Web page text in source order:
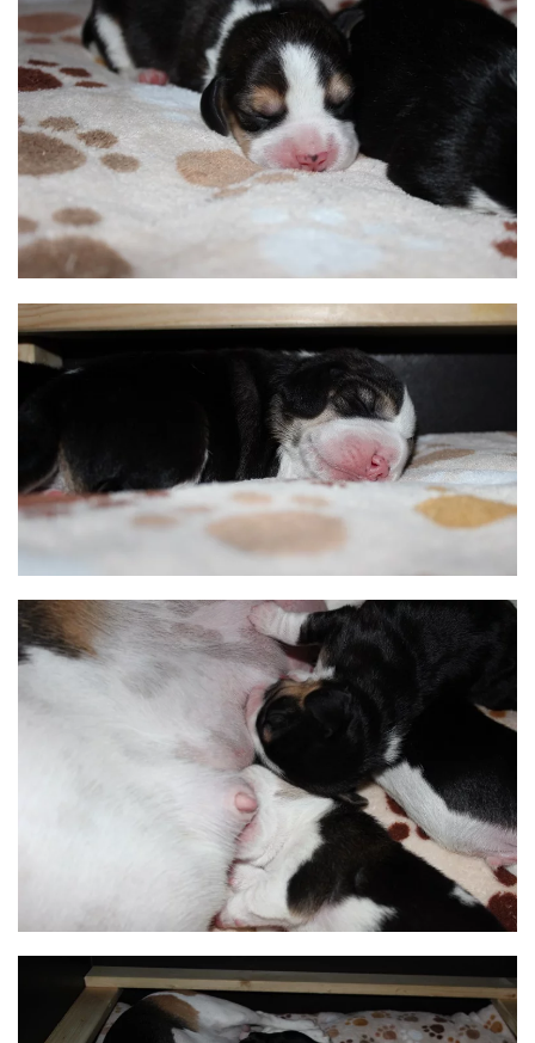
BILD ANZEIGEN
BILD ANZEIGEN
BILD ANZEIGEN